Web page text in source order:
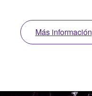
Más información